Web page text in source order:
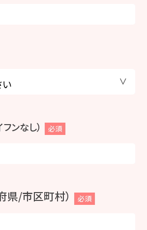
フンなし） 必須
県/市区町村） 必須